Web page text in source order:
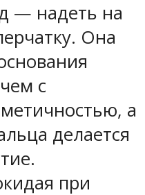
— надеть на
Она
с
а
делается
при